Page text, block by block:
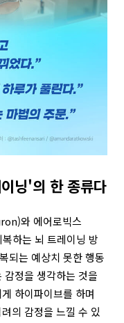
닝'의 한 종류다
와 에어로빅스
하는 뇌 트레이닝 방
되는 예상치 못한 행동
정을 생각하는 것을
하이파이브를 하며
의 감정을 느낄 수 있